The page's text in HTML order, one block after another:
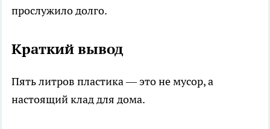
прослужило долго.
Краткий вывод
Пять литров пластика — это не мусор, а
настоящий клад для дома.